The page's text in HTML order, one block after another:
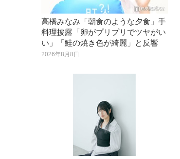
高橋みなみ「朝食のような夕食」手
料理披露「卵がプリプリでツヤがい
い」「鮭の焼き色が綺麗」と反響
2026年8月8日